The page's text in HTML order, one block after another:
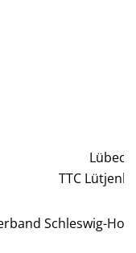
Lübeck
TTC
Schleswig-